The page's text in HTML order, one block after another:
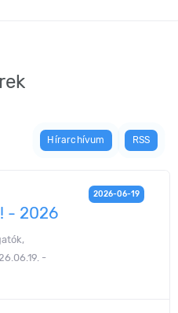
Hírarchívum RSS
- 2026
-
2026-06-19